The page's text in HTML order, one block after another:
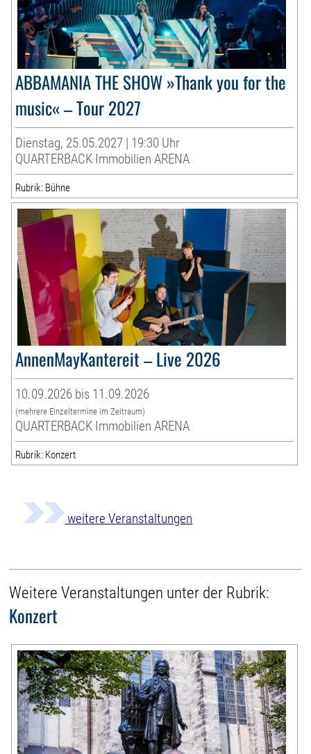
ABBAMANIA THE SHOW »Thank you for the
music« – Tour 2027
Dienstag, 25.05.2027 | 19:30 Uhr
QUARTERBACK Immobilien ARENA
Rubrik: Bühne
AnnenMayKantereit – Live 2026
10.09.2026 bis 11.09.2026
(mehrere Einzeltermine im Zeitraum)
QUARTERBACK Immobilien ARENA
Rubrik: Konzert
weitere Veranstaltungen
Weitere Veranstaltungen unter der Rubrik:
Konzert